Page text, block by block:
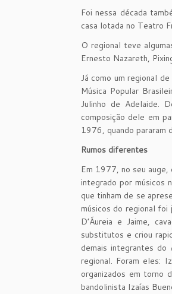
Foi nessa década
casa lotada no Teatro
O regional teve
Ernesto Nazareth,
Já como um regional
Música Popular
Julinho de Adelaide.
composição dele em
1976, quando pararam
Rumos diferentes
Em 1977, no seu
integrado por músicos
que tinham de se
músicos do regional
D’Áureia e Jaime,
substitutos e criou
demais integrantes do
regional. Foram eles:
organizados em torno
bandolinista Izaías